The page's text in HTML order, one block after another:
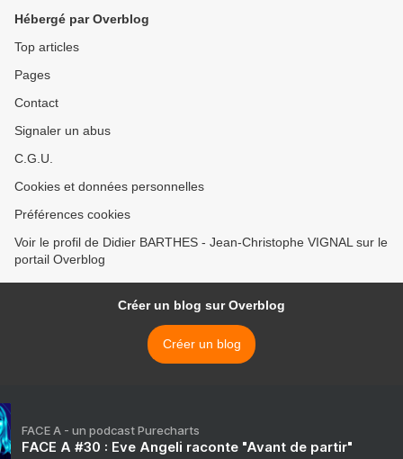
Hébergé par Overblog
Top articles
Pages
Contact
Signaler un abus
C.G.U.
Cookies et données personnelles
Préférences cookies
Voir le profil de Didier BARTHES - Jean-Christophe VIGNAL sur le
portail Overblog
Créer un blog sur Overblog
Créer un blog
FACE A - un podcast Purecharts
FACE A #30 : Eve Angeli raconte "Avant de partir"